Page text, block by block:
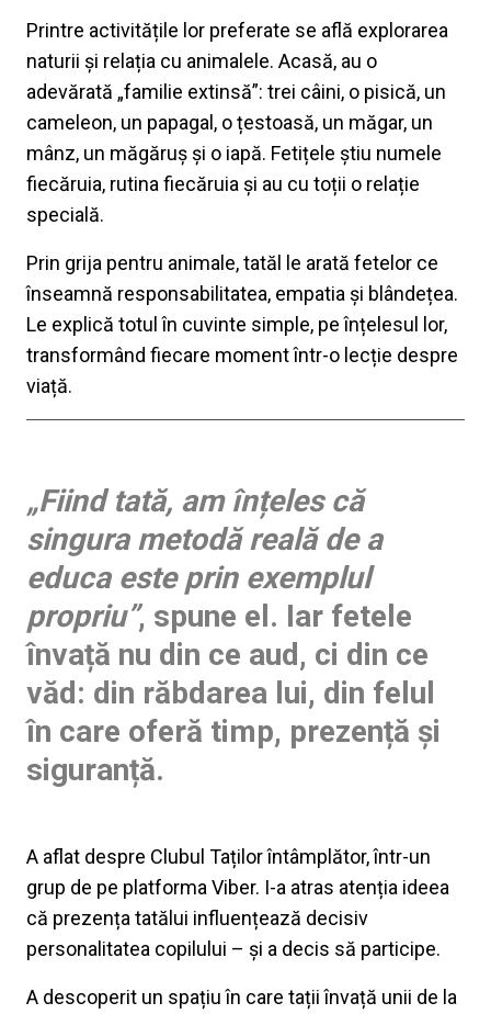
Printre activitățile lor preferate se află explorarea
naturii și relația cu animalele. Acasă, au o
adevărată „familie extinsă”: trei câini, o pisică, un
cameleon, un papagal, o țestoasă, un măgar, un
mânz, un măgăruș și o iapă. Fetițele știu numele
fiecăruia, rutina fiecăruia și au cu toții o relație
specială.
Prin grija pentru animale, tatăl le arată fetelor ce
înseamnă responsabilitatea, empatia și blândețea.
Le explică totul în cuvinte simple, pe înțelesul lor,
transformând fiecare moment într-o lecție despre
viață.
„Fiind tată, am înțeles că
singura metodă reală de a
educa este prin exemplul
propriu”, spune el. Iar fetele
învață nu din ce aud, ci din ce
văd: din răbdarea lui, din felul
în care oferă timp, prezență și
siguranță.
A aflat despre Clubul Taților întâmplător, într-un
grup de pe platforma Viber. I-a atras atenția ideea
că prezența tatălui influențează decisiv
personalitatea copilului – și a decis să participe.
A descoperit un spațiu în care tații învață unii de la